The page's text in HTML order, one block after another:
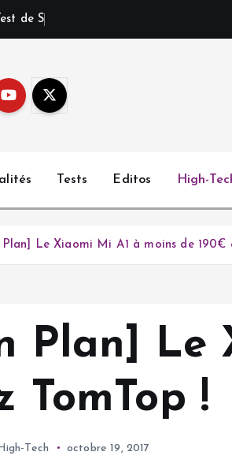
est d e S
Tests Editos High-
Plan] Le Xiaomi Mi A1 à moins de 190€
Plan] Le
TomTop !
High-Tech octobre 19, 2017